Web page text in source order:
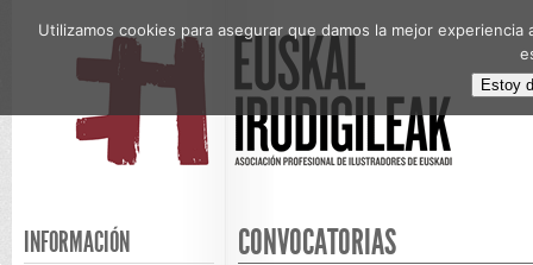
INFORMACIÓN
CONVOCATORIAS
Utilizamos cookies para asegurar que damos la mejor
Estoy